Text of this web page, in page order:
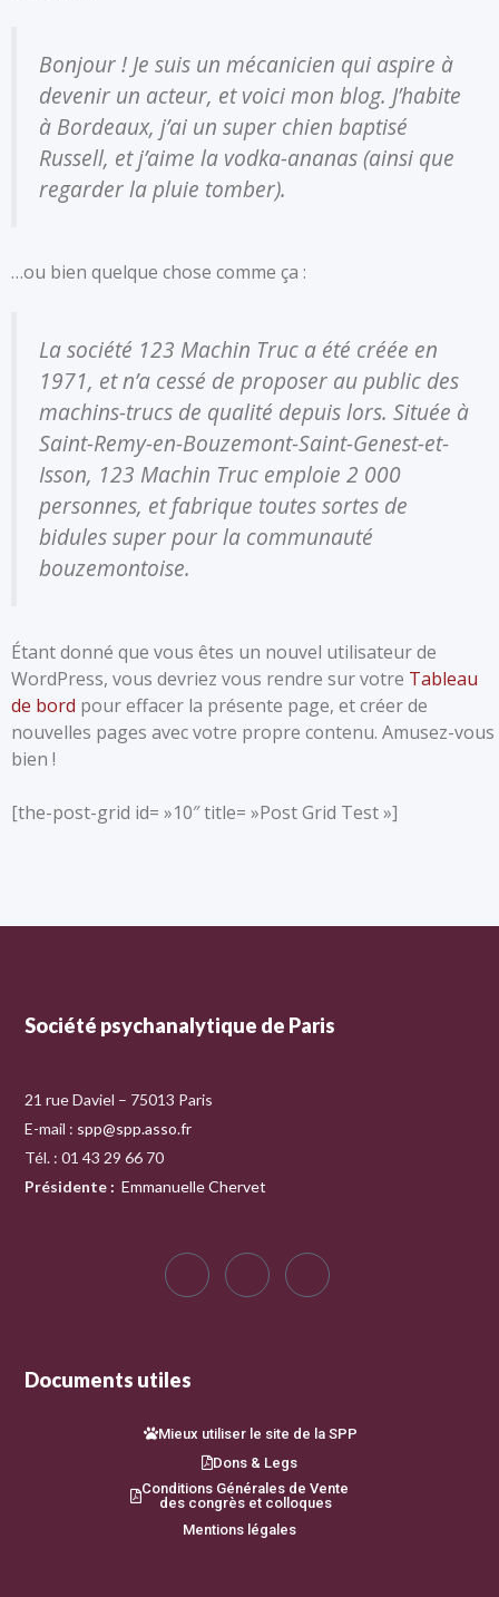
Bonjour ! Je suis un mécanicien qui aspire à
devenir un acteur, et voici mon blog. J’habite
à Bordeaux, j’ai un super chien baptisé
Russell, et j’aime la vodka-ananas (ainsi que
regarder la pluie tomber).
…ou bien quelque chose comme ça :
La société 123 Machin Truc a été créée en
1971, et n’a cessé de proposer au public des
machins-trucs de qualité depuis lors. Située à
Saint-Remy-en-Bouzemont-Saint-Genest-et-
Isson, 123 Machin Truc emploie 2 000
personnes, et fabrique toutes sortes de
bidules super pour la communauté
bouzemontoise.
Étant donné que vous êtes un nouvel utilisateur de
WordPress, vous devriez vous rendre sur votre Tableau
de bord pour effacer la présente page, et créer de
nouvelles pages avec votre propre contenu. Amusez-vous
bien !
[the-post-grid id= »10″ title= »Post Grid Test »]
Société psychanalytique de Paris
21 rue Daviel – 75013 Paris
E-mail : spp@spp.asso.fr
Tél. : 01 43 29 66 70
Présidente : Emmanuelle Chervet
Documents utiles
Mieux utiliser le site de la SPP
Dons & Legs
Conditions Générales de Vente
des congrès et colloques
Mentions légales